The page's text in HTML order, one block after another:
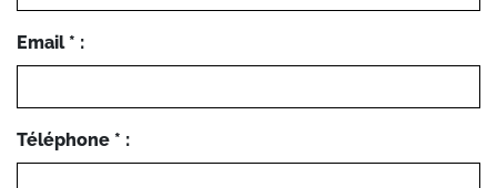
Email * :
Téléphone * :